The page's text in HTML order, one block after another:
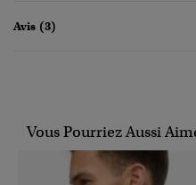
Avis (3)
Vous Pourriez Aussi